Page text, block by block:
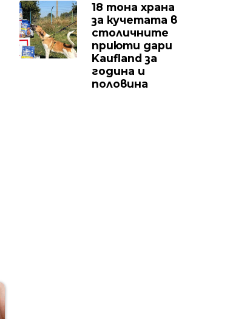
18 тона храна
за кучетата в
столичните
приюти дари
Kaufland за
година и
половина